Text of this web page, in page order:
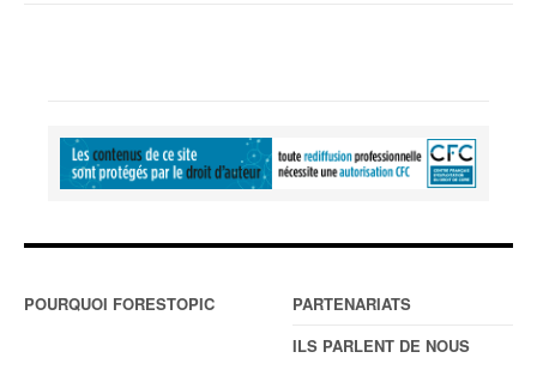
POURQUOI FORESTOPIC
PARTENARIATS
ILS PARLENT DE NOUS